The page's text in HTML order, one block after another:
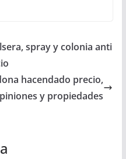
spray y colonia anti
hacendado precio,
y propiedades